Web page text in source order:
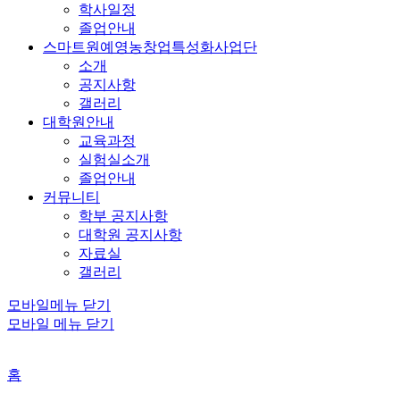
학사일정
졸업안내
스마트원예영농창업특성화사업단
소개
공지사항
갤러리
대학원안내
교육과정
실험실소개
졸업안내
커뮤니티
학부 공지사항
대학원 공지사항
자료실
갤러리
모바일메뉴 닫기
모바일 메뉴 닫기
홈